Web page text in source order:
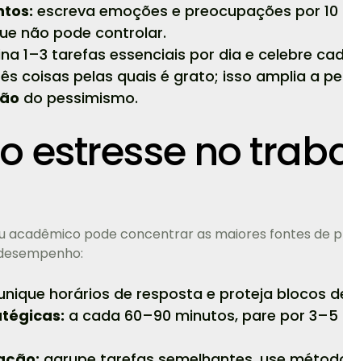
escreva emoções e preocupações por
não pode controlar.
1–3 tarefas essenciais por dia e celebre
coisas pelas quais é grato; isso amplia a
do pessimismo.
estresse no
acadêmico pode concentrar as maiores fontes de
horários de resposta e proteja blocos
a cada 60–90 minutos, pare por